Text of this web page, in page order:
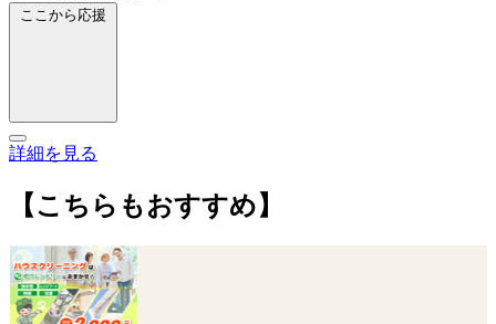
ここから応援
詳細を見る
【こちらもおすすめ】